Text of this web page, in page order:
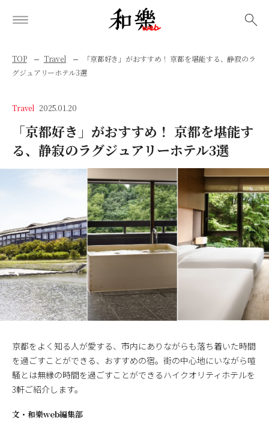
TOP Travel
「京都好き」がおすすめ！ 京都を堪能する、静寂のラ
グジュアリーホテル3選
Travel 2025.01.20
「京都好き」がおすすめ！ 京都を堪能す
る、静寂のラグジュアリーホテル3選
京都をよく知る人が愛する、市内にありながらも落ち着いた時間
を過ごすことができる、おすすめの宿。街の中心地にいながら喧
騒とは無縁の時間を過ごすことができるハイクオリティホテルを
3軒ご紹介します。
文・ 和樂web編集部